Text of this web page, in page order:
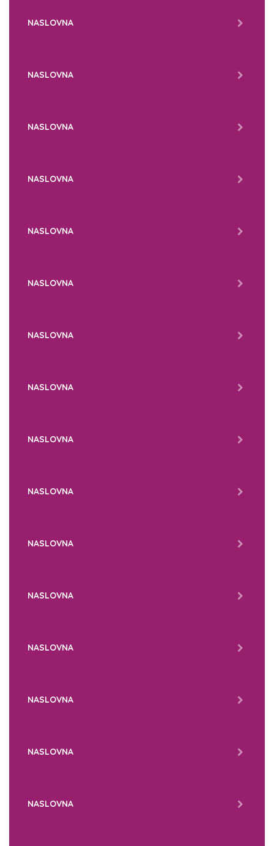
NASLOVNA
NASLOVNA
NASLOVNA
NASLOVNA
NASLOVNA
NASLOVNA
NASLOVNA
NASLOVNA
NASLOVNA
NASLOVNA
NASLOVNA
NASLOVNA
NASLOVNA
NASLOVNA
NASLOVNA
NASLOVNA